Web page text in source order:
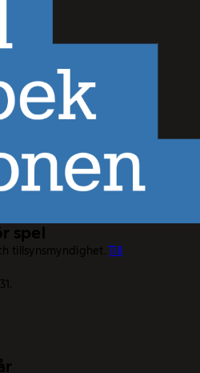
spel
tillsynsmyndighet.Till